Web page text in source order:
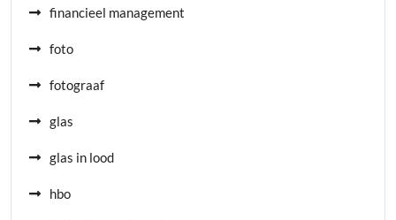
financieel management
foto
fotograaf
glas
glas in lood
hbo